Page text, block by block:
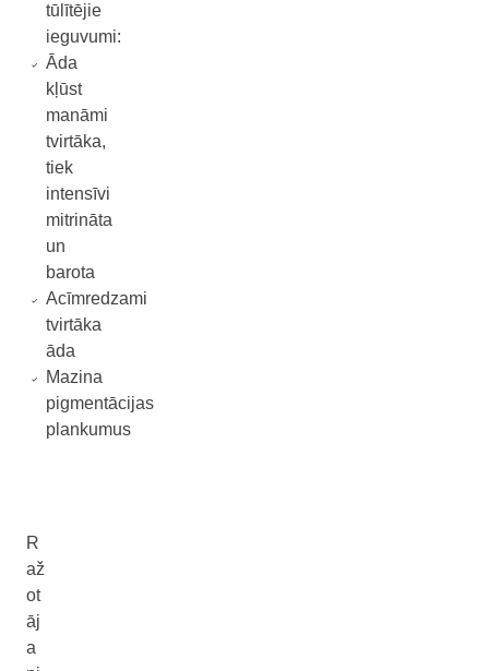
tūlītējie
ieguvumi:
Āda
kļūst
manāmi
tvirtāka,
tiek
intensīvi
mitrināta
un
barota
Acīmredzami
tvirtāka
āda
Mazina
pigmentācijas
plankumus
R
až
ot
āj
a